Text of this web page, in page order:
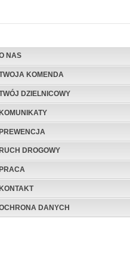
NAS
KOMENDA
DZIELNICOWY
RUCH DROGOWY
PRACA
DANYCH